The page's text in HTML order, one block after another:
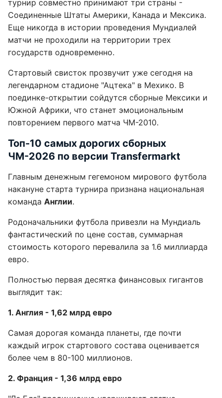
турнир совместно принимают три страны -
Соединенные Штаты Америки, Канада и Мексика.
Еще никогда в истории проведения Мундиалей
матчи не проходили на территории трех
государств одновременно.
Стартовый свисток прозвучит уже сегодня на
легендарном стадионе "Ацтека" в Мехико. В
поединке-открытии сойдутся сборные Мексики и
Южной Африки, что станет эмоциональным
повторением первого матча ЧМ-2010.
Топ-10 самых дорогих сборных
ЧМ-2026 по версии Transfermarkt
Главным денежным гегемоном мирового футбола
накануне старта турнира признана национальная
команда Англии.
Родоначальники футбола привезли на Мундиаль
фантастический по цене состав, суммарная
стоимость которого перевалила за 1.6 миллиарда
евро.
Полностью первая десятка финансовых гигантов
выглядит так:
1. Англия - 1,62 млрд евро
Самая дорогая команда планеты, где почти
каждый игрок стартового состава оценивается
более чем в 80-100 миллионов.
2. Франция - 1,36 млрд евро